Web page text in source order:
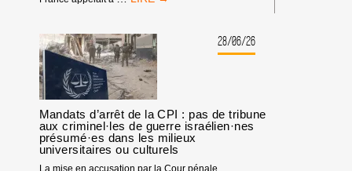
:
PAS
D’ÉQUIPE
ISRAÉLIENNE
!
28/06/26
Mandats d’arrêt de la CPI : pas de tribune
aux criminel·les de guerre israélien·nes
présumé·es dans les milieux
universitaires ou culturels
La mise en accusation par la Cour pénale